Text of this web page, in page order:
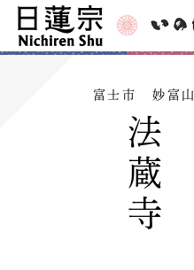
富士市 妙富山
法
蔵
寺